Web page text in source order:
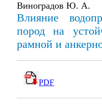
Виноградов Ю. А.
Влияние
пород на
рамной и
PDF